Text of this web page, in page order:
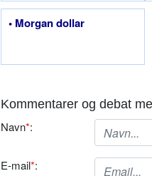
• Morgan dollar
Kommentarer og debat
Navn*:
E-mail*: